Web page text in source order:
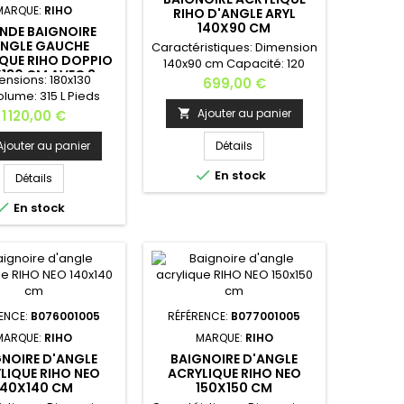
RIHO
BAIGNOIRE
GAUCHE
RIHO DOPPIO
CM AVEC 2
INTÉGRÉES
180x130
315 L Pieds
POOTSET09; les
réglables de 11 à
Couleur de la
blanc Options:
éclairage,
poignée, tablier,
cascade,
balnéo...Appui-
de nous
pour les
apporte une...
Prix
1 120,00 €
au panier
Détails
En stock
RIHO D'ANGLE ARYL
140X90 CM
Caractéristiques: Dimensions:
140x90 cm Capacité: 120
L Pieds inclus réf
POOTSET08 Poids: 22
kg Couleur de la baignoire:
blanc Options: appui-tête,
poignée, tablier, kit vidage,
cascade, système
balnéo...Appui-tête: AH05 -
couleur au choix (noir ou
cmMerci de nous
contacter...
Prix
699,00 €
 Ajouter au panier
Détails
 En stock
B076001005
RIHO
D'ANGLE
RIHO NEO
CM
RÉFÉRENCE: B077001005
MARQUE: RIHO
BAIGNOIRE D'ANGLE
ACRYLIQUE RIHO NEO
150X150 CM